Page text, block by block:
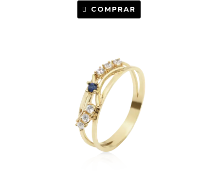
COMPRAR